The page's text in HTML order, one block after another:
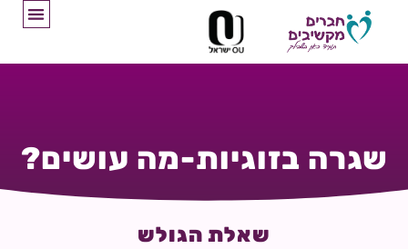
שגרה בזוגיות-מה עושים?
שאלת הגולש